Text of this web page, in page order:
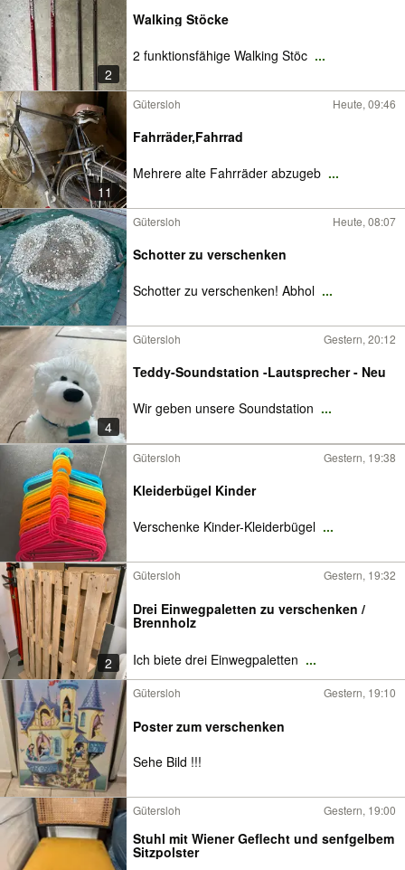
2
Walking Stöcke
2 funktionsfähige Walking Stöc ...
11
Gütersloh Heute, 09:46
Fahrräder,Fahrrad
Mehrere alte Fahrräder abzugeb ...
Gütersloh Heute, 08:07
Schotter zu verschenken
Schotter zu verschenken! Abhol ...
4
Gütersloh Gestern, 20:12
Teddy-Soundstation -Lautsprecher - Neu
Wir geben unsere Soundstation ...
Gütersloh Gestern, 19:38
Kleiderbügel Kinder
Verschenke Kinder-Kleiderbügel ...
2
Gütersloh Gestern, 19:32
Drei Einwegpaletten zu verschenken /
Brennholz
Ich biete drei Einwegpaletten ...
Gütersloh Gestern, 19:10
Poster zum verschenken
Sehe Bild !!!
Gütersloh Gestern, 19:00
Stuhl mit Wiener Geflecht und senfgelbem
Sitzpolster